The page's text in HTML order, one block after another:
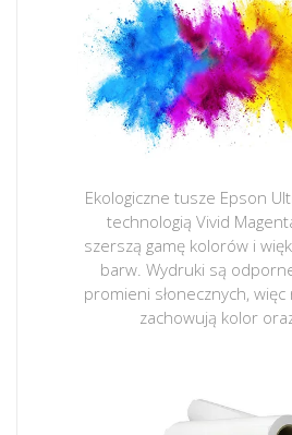
Ekologiczne tusze Epson
technologią Vivid
szerszą gamę kolorów i
barw. Wydruki są
promieni słonecznych, więc
zachowują kolor